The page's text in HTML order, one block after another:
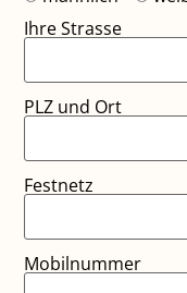
Ihre Strasse
PLZ und Ort
Festnetz
Mobilnummer